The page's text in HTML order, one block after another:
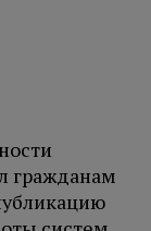
гражданам